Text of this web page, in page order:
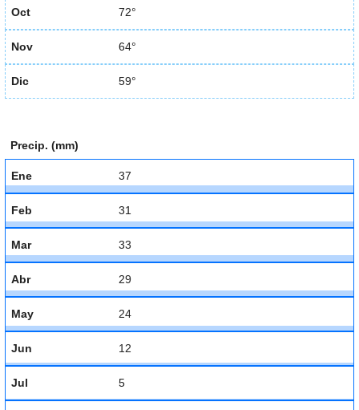
Oct 72°
Nov 64°
Dic 59°
Precip. (mm)
Ene 37
Feb 31
Mar 33
Abr 29
May 24
Jun 12
Jul 5